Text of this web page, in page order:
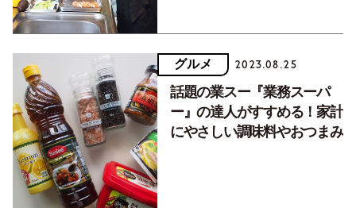
グルメ 2023.08.25
話題の業スー『業務スーパ
ー』の達人がすすめる！家計
にやさしい調味料やおつまみ